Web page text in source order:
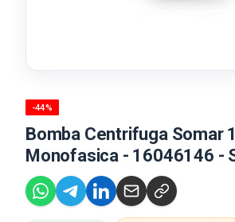
-44%
Bomba Centrifuga Somar
Monofasica - 16046146 -